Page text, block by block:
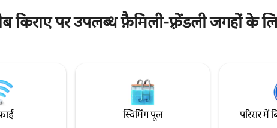
किराए पर उपलब्ध फ़ैमिली-फ़्रेंडली जगहों के
स्विमिंग पूल परिसर में